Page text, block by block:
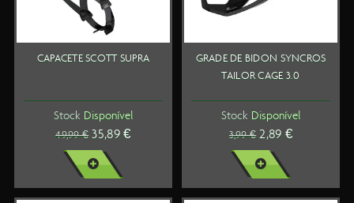
CAPACETE SCOTT SUPRA
Stock Disponível
49,99 € 35,89 €
VER MAIS
GRADE DE BIDON SYNCROS
TAILOR CAGE 3.0
Stock Disponível
3,99 € 2,89 €
VER MAIS